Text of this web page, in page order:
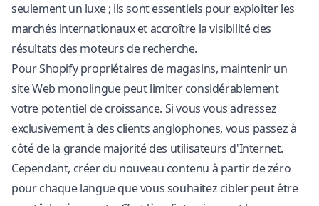
seulement un luxe ; ils sont essentiels pour exploiter les
marchés internationaux et accroître la visibilité des
résultats des moteurs de recherche.
PourShopifypropriétaires de magasins, maintenir un
site Web monolingue peut limiter considérablement
votre potentiel de croissance. Si vous vous adressez
exclusivement à des clients anglophones, vous passez à
côté de la grande majorité des utilisateurs d'Internet.
Cependant, créer du nouveau contenu à partir de zéro
pour chaque langue que vous souhaitez cibler peut être